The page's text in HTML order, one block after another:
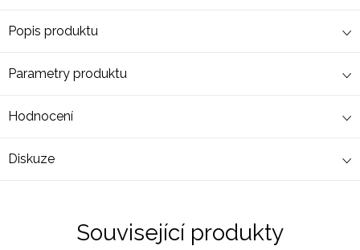
Popis produktu
Parametry produktu
Hodnocení
Diskuze
Související produkty